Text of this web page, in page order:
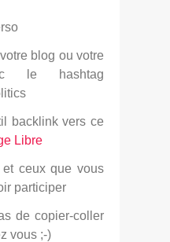
blog ou votre
le hashtag
backlink vers ce
Libre
et ceux que vous
participer
de copier-coller
vous ;-)